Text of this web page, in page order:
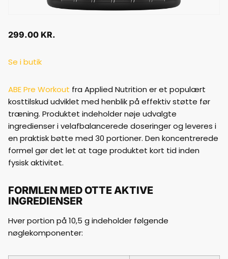
299.00 KR.
Se i butik
ABE Pre Workout fra Applied Nutrition er et populært
kosttilskud udviklet med henblik på effektiv støtte før
træning. Produktet indeholder nøje udvalgte
ingredienser i velafbalancerede doseringer og leveres i
en praktisk bøtte med 30 portioner. Den koncentrerede
formel gør det let at tage produktet kort tid inden
fysisk aktivitet.
FORMLEN MED OTTE AKTIVE
INGREDIENSER
Hver portion på 10,5 g indeholder følgende
nøglekomponenter: